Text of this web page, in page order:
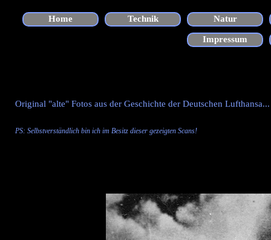
Home Technik ▼
Natur
Impressum
Original "alte" Fotos aus der Geschichte der Deutschen Lufthansa...
PS: Selbstverständlich bin ich im Besitz dieser gezeigten Scans!